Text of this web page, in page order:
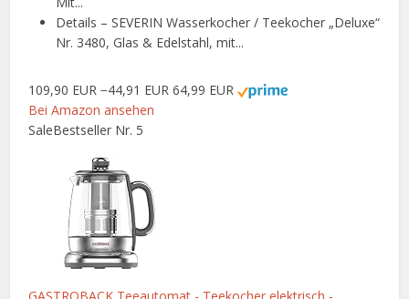
Details – SEVERIN Wasserkocher / Teekocher „Deluxe“
Nr. 3480, Glas & Edelstahl, mit...
109,90 EUR −44,91 EUR 64,99 EUR
Bei Amazon ansehen
SaleBestseller Nr. 5